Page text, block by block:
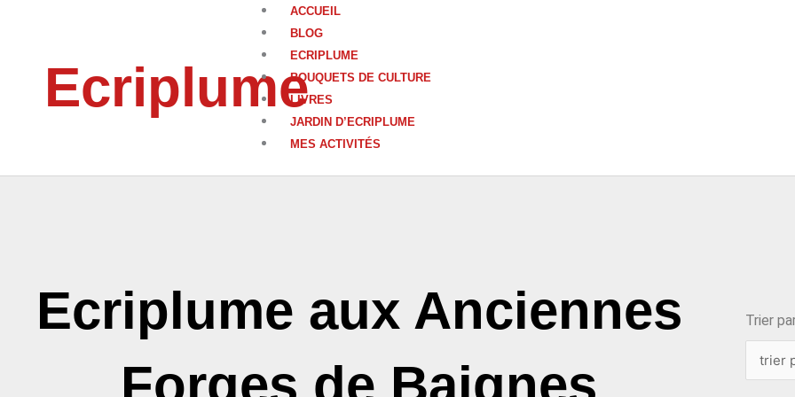
Ecriplume
ACCUEIL
BLOG
ECRIPLUME
BOUQUETS DE CULTURE
LIVRES
JARDIN D’ECRIPLUME
MES ACTIVITÉS
Ecriplume aux Anciennes
Forges de Baignes
Trier